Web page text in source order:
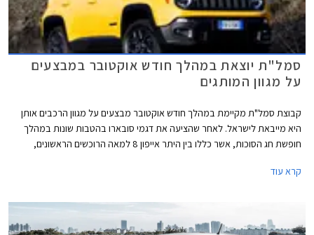
סמל"ת יוצאת במהלך חודש אוקטובר במבצעים
על מגוון המותגים
קבוצת סמל"ת מקיימת במהלך חודש אוקטובר מבצעים על מגוון הרכבים אותן
היא מייבאת לישראל. לאחר שהציעה את דגמי סובארו בהטבות שונות במהלך
חופשת חג הסוכות, אשר כללו בין היתר אייפון 8 למאה הרוכשים הראשונים,
קרא עוד